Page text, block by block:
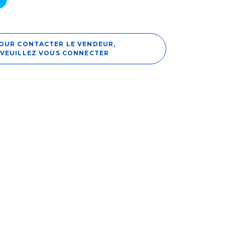
CONTACTER LE VENDEUR,
VEUILLEZ VOUS CONNECTER